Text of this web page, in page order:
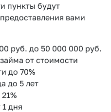
пункты будут
вами
руб. до 50 000 000 руб.
от стоимости
до 70%
до 5 лет
дня